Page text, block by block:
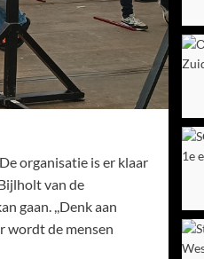
organisatie is er klaar
van de
gaan. ,,Denk aan
wordt de mensen